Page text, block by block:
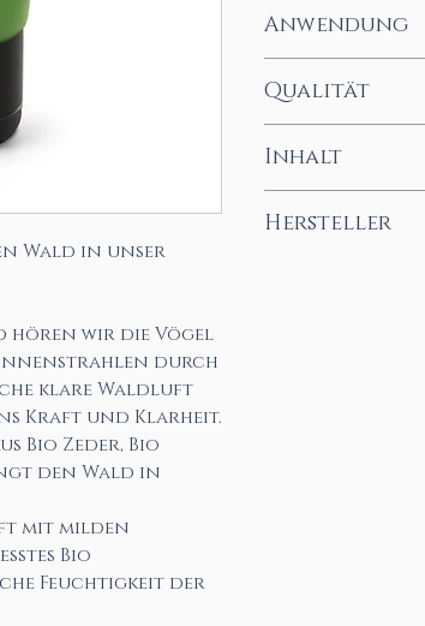
Wald in unser
hören wir die Vögel
durch
klare Waldluft
Kraft und Klarheit.
Bio Zeder, Bio
den Wald in
mit milden
Bio
Feuchtigkeit der
Rosmarinextrakt*
Natriumanisat,
Citronellol**,
* bio = kontrolliert
** natürliche
ätherischer Öle
Atlantica Bark Oil*
Leaf/Nut/Stem
org, Rosmarinus
Extract* org,
Gum, Lactic Acid,
Normale Haut,
Haut, Ölige Haut,
Anwendung
In die feuchte
abspülen
Qualität
NATRUE
Inhalt
200ml
Hersteller